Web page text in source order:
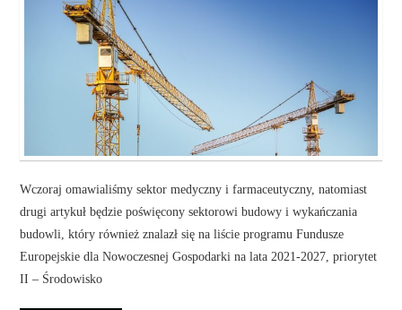
Wczoraj omawialiśmy sektor medyczny i farmaceutyczny, natomiast
drugi artykuł będzie poświęcony sektorowi budowy i wykańczania
budowli, który również znalazł się na liście programu Fundusze
Europejskie dla Nowoczesnej Gospodarki na lata 2021-2027, priorytet
II – Środowisko